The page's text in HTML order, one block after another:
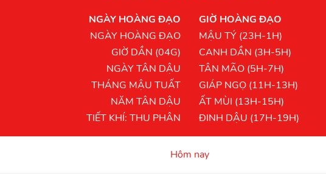
NGÀY HOÀNG ĐẠO
NGÀY HOÀNG ĐẠO
GIỜ DẦN (04G)
NGÀY TÂN DẬU
THÁNG MẬU TUẤT
NĂM TÂN DẬU
TIẾT KHÍ: THU PHÂN
GIỜ HOÀNG ĐẠO
MẬU TÝ (23H-1H)
CANH DẦN (3H-5H)
TÂN MÃO (5H-7H)
GIÁP NGỌ (11H-13H)
ẤT MÙI (13H-15H)
ĐINH DẬU (17H-19H)
Hôm nay